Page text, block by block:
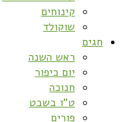
קינוחים
שוקולד
חגים
ראש השנה
יום כיפור
חנוכה
ט”ו בשבט
פורים